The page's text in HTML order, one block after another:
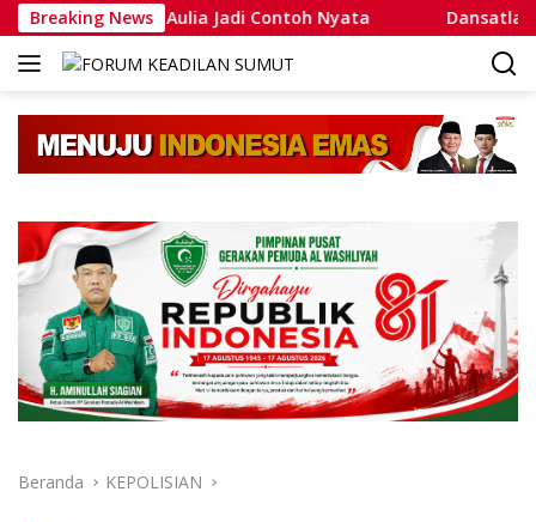
Langsung
ke
konten
Breaking News
Putra Aulia Jadi Contoh Nyata Dansatlat
Beranda KEPOLISIAN